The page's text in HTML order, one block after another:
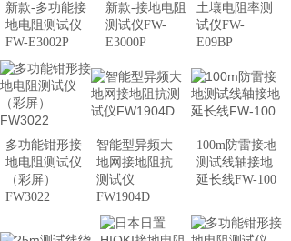
新款-多功能接
地电阻测试仪
FW-E3002P
新款-接地电阻
测试仪FW-
E3000P
土壤电阻率测
试仪FW-
E09BP
多功能钳形接
地电阻测试仪
（彩屏）
FW3022
智能型异频大
地网接地阻抗
测试仪
FW1904D
100m防雷接地
测试线轴接地
延长线FW-100